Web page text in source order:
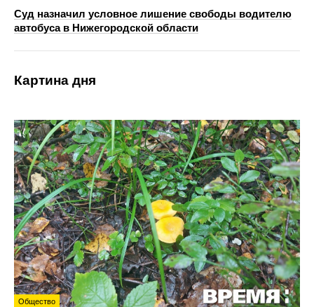
Суд назначил условное лишение свободы водителю
автобуса в Нижегородской области
Картина дня
Общество